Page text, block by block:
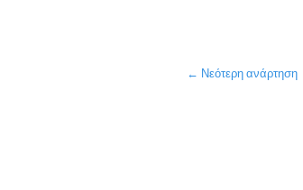
← Νεότερη ανάρτηση